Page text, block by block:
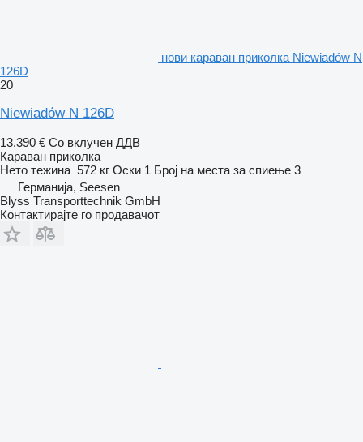
нови караван приколка Niewiadów N
126D
20
Niewiadów N 126D
13.390 € Со вклучен ДДВ
Караван приколка
Нето тежина 572 кг Оски 1 Број на места за спиење 3
Германија, Seesen
Blyss Transporttechnik GmbH
Контактирајте го продавачот